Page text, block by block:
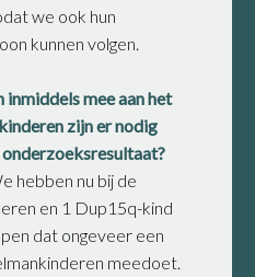
we ook hun
kunnen volgen.
mee aan het
zijn er nodig
hebben nu bij de
en 1 Dup15q-kind
dat ongeveer een
meedoet.